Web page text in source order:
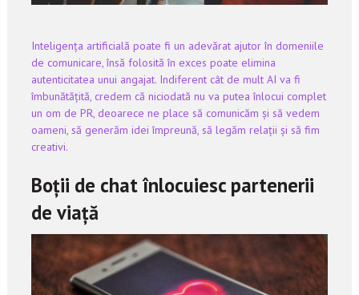
Inteligența artificială poate fi un adevărat ajutor în domeniile
de comunicare, însă folosită în exces poate elimina
autenticitatea unui angajat. Indiferent cât de mult AI va fi
îmbunătățită, credem că niciodată nu va putea înlocui complet
un om de PR, deoarece ne place să comunicăm și să vedem
oameni, să generăm idei împreună, să legăm relații și să fim
creativi.
Boții de chat înlocuiesc partenerii
de viață